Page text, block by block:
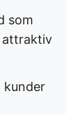
som
attraktiv
kunder